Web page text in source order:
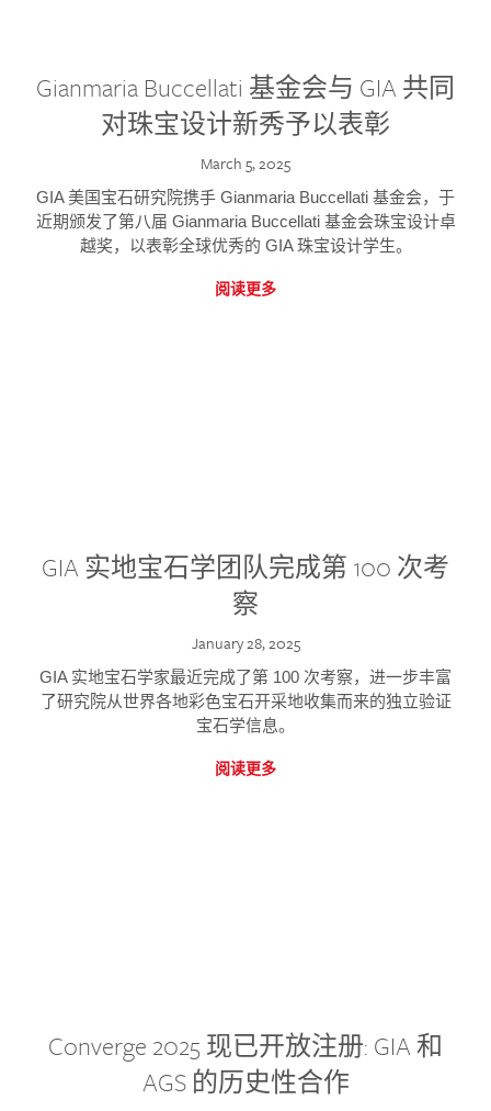
Gianmaria Buccellati 基金会与 GIA 共同
对珠宝设计新秀予以表彰
March 5, 2025
GIA 美国宝石研究院携手 Gianmaria Buccellati 基金会，于
近期颁发了第八届 Gianmaria Buccellati 基金会珠宝设计卓
越奖，以表彰全球优秀的 GIA 珠宝设计学生。
阅读更多
GIA 实地宝石学团队完成第 100 次考
察
January 28, 2025
GIA 实地宝石学家最近完成了第 100 次考察，进一步丰富
了研究院从世界各地彩色宝石开采地收集而来的独立验证
宝石学信息。
阅读更多
Converge 2025 现已开放注册: GIA 和
AGS 的历史性合作